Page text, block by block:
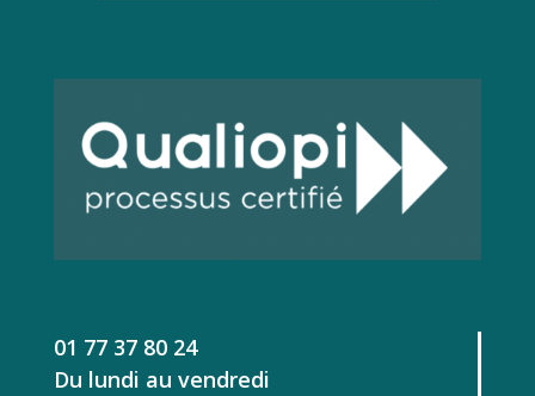
01 77 37 80 24
Du lundi au vendredi